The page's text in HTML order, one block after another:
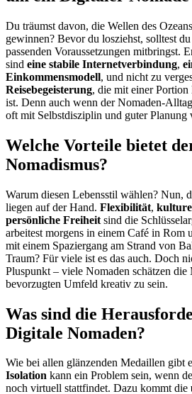
Du träumst davon, die Wellen des
gewinnen? Bevor du losziehst, solltest
passenden Voraussetzungen mitbringst.
sind eine stabile Internetverbindung,
Einkommensmodell, und nicht zu
Reisebegeisterung, die mit einer
ist. Denn auch wenn der Nomaden-
oft mit Selbstdisziplin und guter Planung
Welche Vorteile bietet
Nomadismus?
Warum diesen Lebensstil wählen? Nun,
liegen auf der Hand. Flexibilität,
persönliche Freiheit sind die
arbeitest morgens in einem Café in Rom
mit einem Spaziergang am Strand von
Traum? Für viele ist es das auch. Doch
Pluspunkt – viele Nomaden schätzen
bevorzugten Umfeld kreativ zu sein.
Was sind die
Digitale Nomaden?
Wie bei allen glänzenden Medaillen gibt
Isolation kann ein Problem sein, wenn
noch virtuell stattfindet. Dazu kommt die